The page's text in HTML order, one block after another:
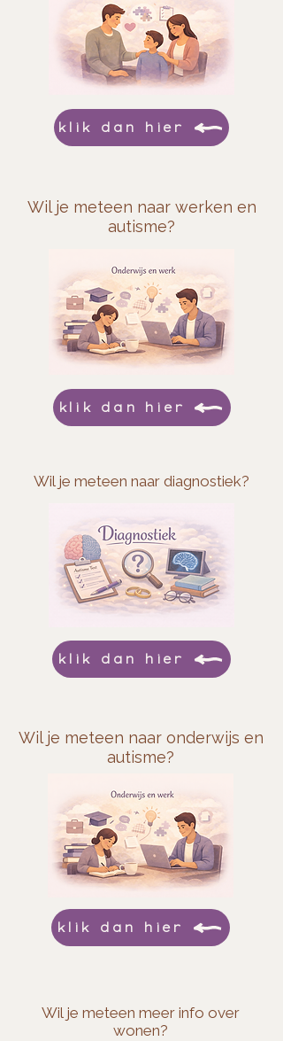
klik dan hier
Wil je meteen naar werken en
autisme?
klik dan hier
Wil je meteen naar diagnostiek?
klik dan hier
Wil je meteen naar onderwijs en
autisme?
klik dan hier
Wil je meteen meer info over
wonen?